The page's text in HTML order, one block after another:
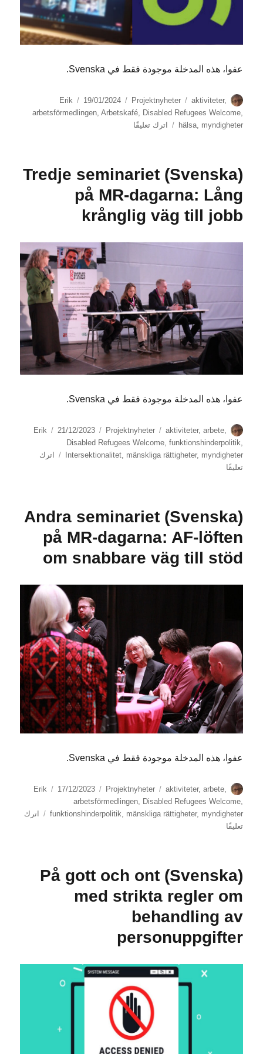
عفوا، هذه المدخلة موجودة فقط في Svenska.
الكاتب Erik
نُشرت
في
19/01/2024
التصنيفات Projektnyheter
الوسوم aktiviteter,
arbetsförmedlingen, Arbetskafé, Disabled Refugees Welcome,
hälsa, myndigheter اترك تعليقًا
ohälsa
synonymt
(Svenska) Tredje seminariet
på MR-dagarna: Lång
krånglig väg till jobb
عفوا، هذه المدخلة موجودة فقط في Svenska.
الكاتب Erik
نُشرت 21/12/2023
التصنيفات Projektnyheter
الوسوم aktiviteter, arbete,
Disabled Refugees Welcome, funktionshinderpolitik,
Intersektionalitet, mänskliga rättigheter, myndigheter
اترك
تعليقًا
på
dagarna:
Lång
krånglig
(Svenska) Andra seminariet
på MR-dagarna: AF-löften
om snabbare väg till stöd
عفوا، هذه المدخلة موجودة فقط في Svenska.
الكاتب Erik
نُشرت 17/12/2023
التصنيفات Projektnyheter
الوسوم aktiviteter, arbete,
arbetsförmedlingen, Disabled Refugees Welcome,
funktionshinderpolitik
mänskliga rättigheter, myndigheter
اترك
تعليقًا
på
dagarna:
AF-
löften
om
snabbare
(Svenska) På gott och ont
med strikta regler om
behandling av
personuppgifter